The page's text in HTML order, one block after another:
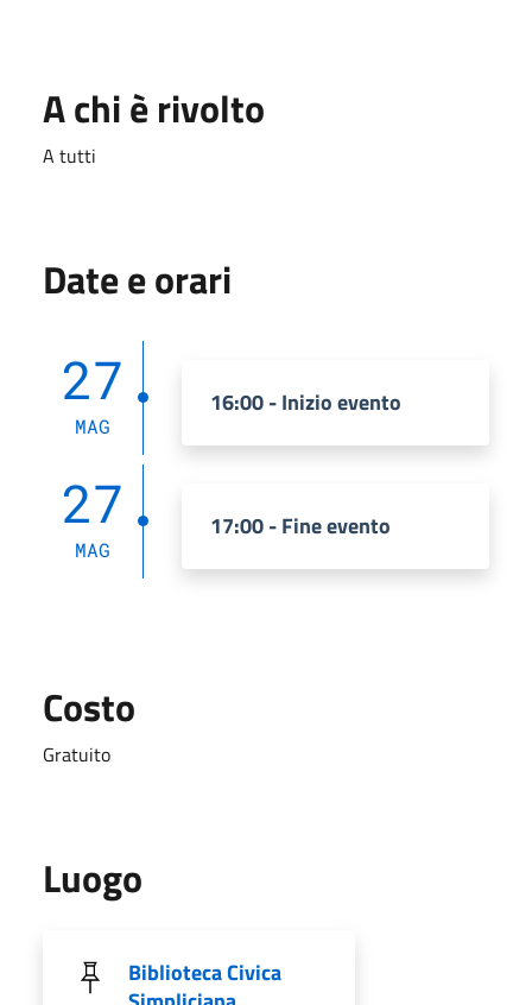
A chi è rivolto
A tutti
Date e orari
27
MAG
16:00 - Inizio evento
27
MAG
17:00 - Fine evento
Costo
Gratuito
Luogo
Biblioteca Civica